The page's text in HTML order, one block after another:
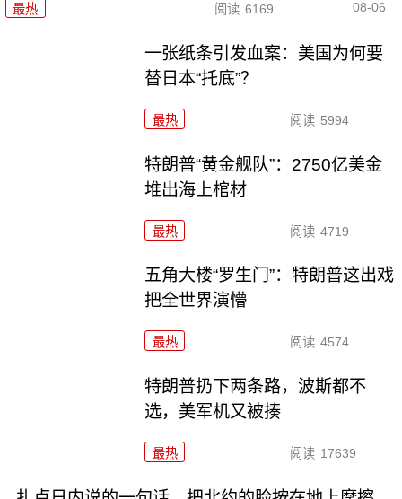
最热 阅读 6169 08-06
一张纸条引发血案：美国为何要
替日本“托底”？
最热 阅读 5994
特朗普“黄金舰队”：2750亿美金
堆出海上棺材
最热 阅读 4719
五角大楼“罗生门”：特朗普这出戏
把全世界演懵
最热 阅读 4574
特朗普扔下两条路，波斯都不
选，美军机又被揍
最热 阅读 17639